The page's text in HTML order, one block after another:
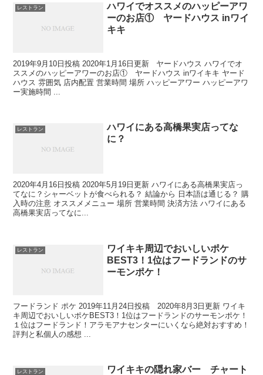
レストラン
ハワイでオススメのハッピーアワ
ーのお店① ヤードハウス inワイ
キキ
2019年9月10日投稿 2020年1月16日更新 ヤードハウス ハワイでオ
ススメのハッピーアワーのお店① ヤードハウス inワイキキ ヤード
ハウス 雰囲気 店内配置 営業時間 場所 ハッピーアワー ハッピーアワ
ー実施時間 ...
レストラン
ハワイにある高橋果実店ってな
に？
2020年4月16日投稿 2020年5月19日更新 ハワイにある高橋果実店っ
てなに？シャーベットが食べられる？ 結論から 日本語は通じる？ 購
入時の注意 オススメメニュー 場所 営業時間 決済方法 ハワイにある
高橋果実店ってなに...
レストラン
ワイキキ周辺でおいしいポケ
BEST3！1位はフードランドのサ
ーモンポケ！
フードランド ポケ 2019年11月24日投稿 2020年8月3日更新 ワイキ
キ周辺でおいしいポケBEST3！1位はフードランドのサーモンポケ！
１位はフードランド！アラモアナセンターにいくなら絶対おすすめ！
評判と私個人の感想 ...
レストラン
ワイキキの隠れ家バー チャート